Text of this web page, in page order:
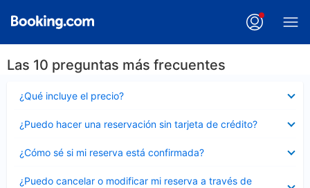
Las 10 preguntas más frecuentes
¿Qué incluye el precio?
cerrado
¿Puedo hacer una reservación sin tarjeta de crédito?
cerrado
¿Cómo sé si mi reserva está confirmada?
cerrado
¿Puedo cancelar o modificar mi reserva a través de
cerrado